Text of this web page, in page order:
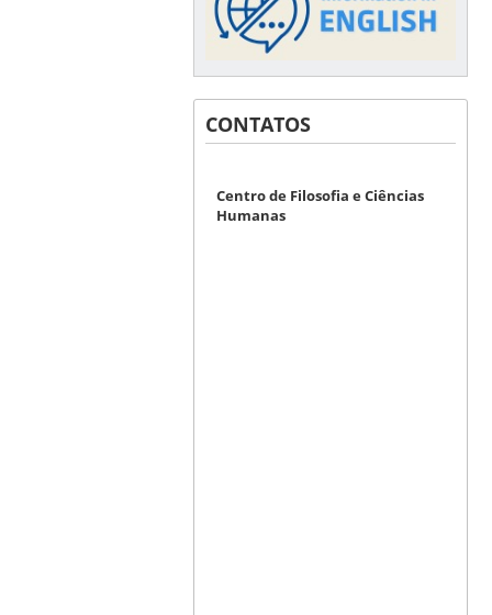
CONTATOS
Centro de Filosofia e Ciências
Humanas